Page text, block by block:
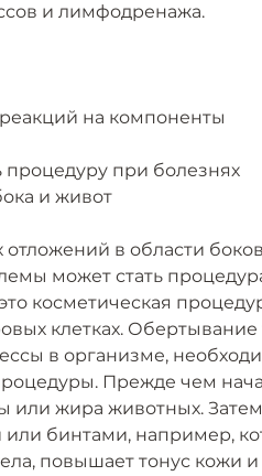
и лимфодренажа.
на компоненты
процедуру при болезнях
и живот
в области
может стать
косметическая
клетках. Обертывание
в организме,
Прежде чем
или жира животных.
бинтами, например,
повышает тонус кожи и